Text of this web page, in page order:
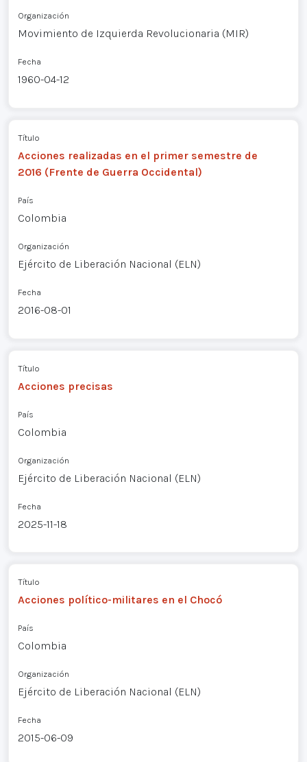
Organización
Movimiento de Izquierda Revolucionaria (MIR)
Fecha
1960-04-12
Título
Acciones realizadas en el primer semestre de
2016 (Frente de Guerra Occidental)
País
Colombia
Organización
Ejército de Liberación Nacional (ELN)
Fecha
2016-08-01
Título
Acciones precisas
País
Colombia
Organización
Ejército de Liberación Nacional (ELN)
Fecha
2025-11-18
Título
Acciones político-militares en el Chocó
País
Colombia
Organización
Ejército de Liberación Nacional (ELN)
Fecha
2015-06-09